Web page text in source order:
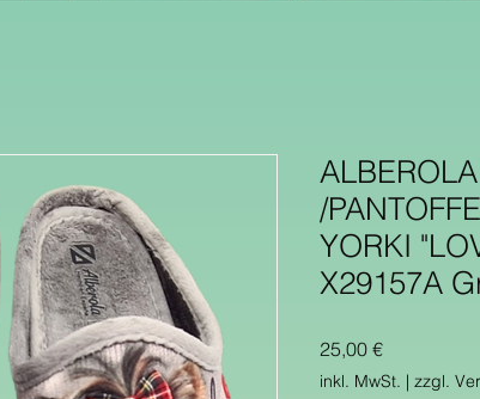
/
YORKI
X29157A
25,00 €Preis
inkl. MwSt. | zzgl.